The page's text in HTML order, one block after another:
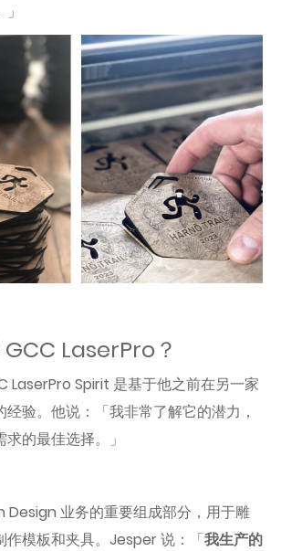
」
LaserPro？
LaserPro Spirit 是基于他之前在另一家
验。他说：「我非常了解它的潜力，
的最佳选择。」
Design 业务的重要组成部分，用于雕
作模板和夹具。Jesper 说：「我生产的